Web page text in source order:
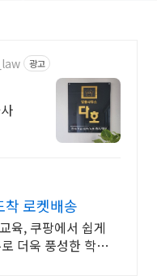
광고
착 로켓배송
육, 쿠팡에서 쉽게
더욱 풍성한 학습